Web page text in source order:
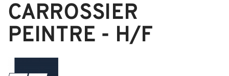
CARROSSIER
PEINTRE - H/F